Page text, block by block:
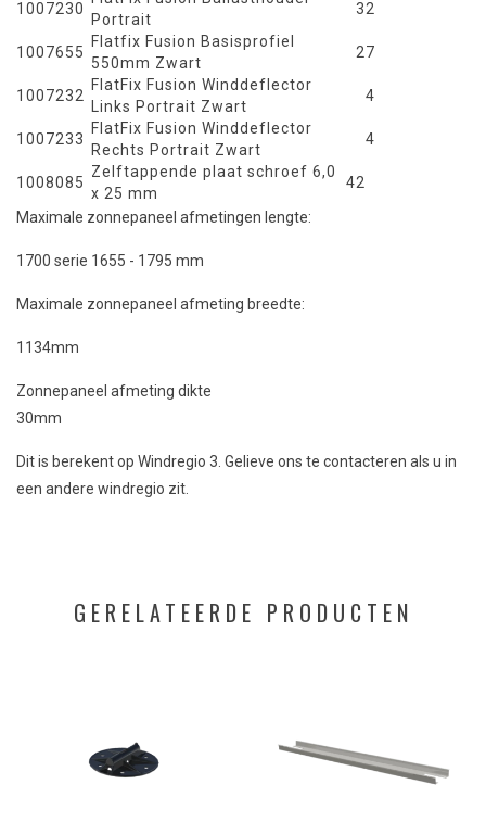
1007230
Portrait
32
1007655
Flatfix Fusion Basisprofiel
550mm Zwart
27
1007232
FlatFix Fusion Winddeflector
Links Portrait Zwart
4
1007233
FlatFix Fusion Winddeflector
Rechts Portrait Zwart
4
1008085
Zelftappende plaat schroef 6,0
x 25 mm
42
Maximale zonnepaneel afmetingen lengte:
1700 serie 1655 - 1795 mm
Maximale zonnepaneel afmeting breedte:
1134mm
Zonnepaneel afmeting dikte
30mm
Dit is berekent op Windregio 3. Gelieve ons te contacteren als u in
een andere windregio zit.
GERELATEERDE PRODUCTEN